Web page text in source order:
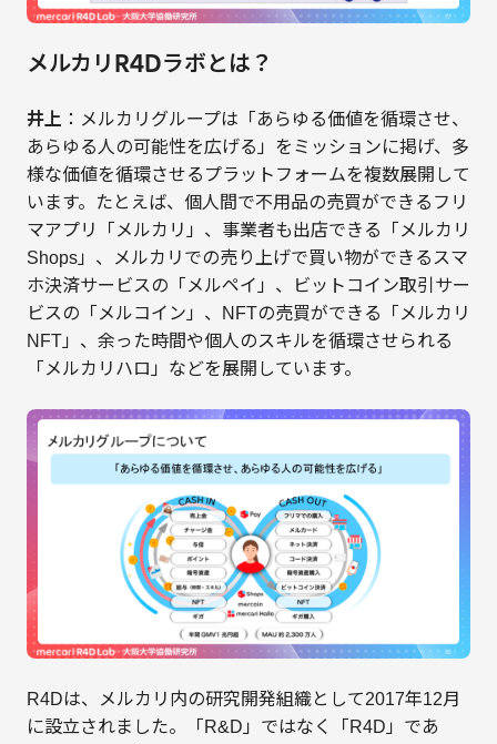
メルカリR4Dラボとは？
井上 ：メルカリグループは「あらゆる価値を循環させ、
あらゆる人の可能性を広げる」をミッションに掲げ、多
様な価値を循環させるプラットフォームを複数展開して
います。たとえば、個人間で不用品の売買ができるフリ
マアプリ「メルカリ」、事業者も出店できる「メルカリ
Shops」、メルカリでの売り上げで買い物ができるスマ
ホ決済サービスの「メルペイ」、ビットコイン取引サー
ビスの「メルコイン」、NFTの売買ができる「メルカリ
NFT」、余った時間や個人のスキルを循環させられる
「メルカリハロ」などを展開しています。
R4Dは、メルカリ内の研究開発組織として2017年12月
に設立されました。「R&D」ではなく「R4D」であ